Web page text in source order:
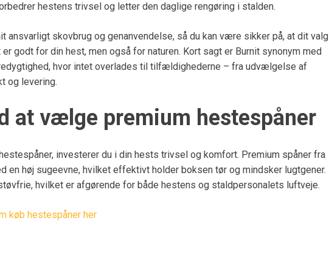
hestens trivsel og letter den daglige rengøring i stalden.
ansvarligt skovbrug og genanvendelse, så du kan være sikker på, at dit valg
godt for din hest, men også for naturen. Kort sagt er Burnit synonym med
hvor intet overlades til tilfældighederne – fra udvælgelse af
og levering.
at vælge premium hestespåner
investerer du i din hests trivsel og komfort. Premium spåner fra
en høj sugeevne, hvilket effektivt holder boksen tør og mindsker lugtgener.
hvilket er afgørende for både hestens og staldpersonalets luftveje.
køb hestespåner her